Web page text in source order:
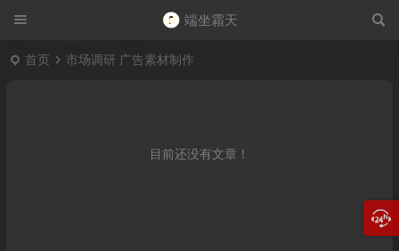
端坐霜天
首页 市场调研 广告素材制作
目前还没有文章！